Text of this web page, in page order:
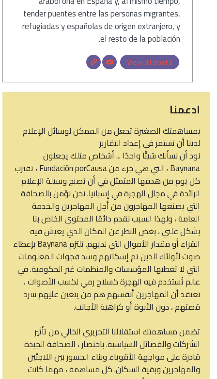
tender puentes entre las personas migrantes,
refugiadas y españolas de origen extranjero, y
el resto de la población.
View all posts
ادعمنا
بمساهمتك الصغيرة تجعل من الممكن لوسائل الإعلام
لدينا أن تستمر في إعداد التقارير
نود أن نسألك شيئًا واحدًا ... أشخاص مثلك يجعلون
Baynana ، التي هي جزء من Fundación porCausa ، تقترب
كل يوم من هدفها المتمثل في أن تصبح وسيلة الإعلام
الرائدة في مجال الهجرة في إسبانيا. نحن نؤمن بالصحافة
التي يصنعها المهاجرون من أجل المهاجرين والخدمة
العامة ، ولهذا السبب نقدم دائمًا المحتوى الخاص بنا
بشكل علني ، بغض النظر عن المكان الذي يعيش فيه
القراء أو مقدار الأموال التي لديهم. تلتزم Baynana بإعطاء
صوت لأولئك الذين تم إسكاتهم وسد فجوات المعلومات
التي لا تغطيها المؤسسات والمنظمات غير الحكومية. في
عالم تُستخدم فيه الهجرة كسلاح رمي لكسب الأصوات ،
نعتقد أن المهاجرين أنفسهم هم من يتعين عليهم سرد
قصتهم ، دون الأبوة أو كراهية الأجانب.
تضمن مساهمتك استقلالنا التحريري الخالي من تأثير
الشركات والفصائل السياسية. باختصار ، الصحافة الجيدة
قادرة على مواجهة الأقوياء وبناء الجسور بين اللاجئين
والمهاجرين وبقية السكان. كل مساهمة ، مهما كانت